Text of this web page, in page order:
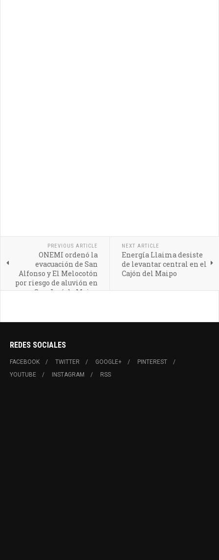
PREVIOUS ARTICLE
ONEMI ordenó la
evacuación de San
Alfonso y El Melocotón
por riesgo de aluvión en
San José de Maipo
NEXT ARTICLE
Energía Llaima desiste
de levantar central en el
Cajón del Maipo
REDES SOCIALES
FACEBOOK TWITTER GOOGLE+
PINTEREST
YOUTUBE
INSTAGRAM RSS